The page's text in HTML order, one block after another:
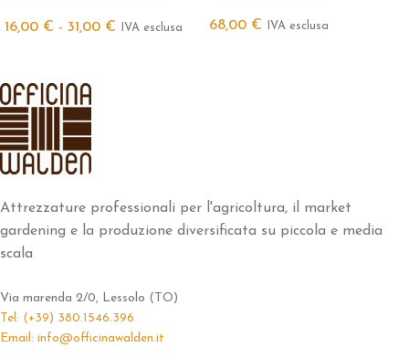
16,00 € - 31,00 € IVA esclusa 68,00 € IVA esclusa
Attrezzature professionali per l'agricoltura, il market
gardening e la produzione diversificata su piccola e media
scala
Via marenda 2/0, Lessolo (TO)
Tel: (+39) 380.1546.396
Email: info@officinawalden.it